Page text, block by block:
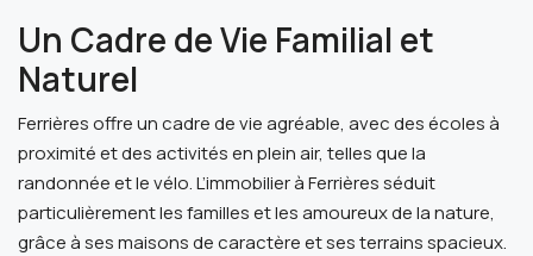
Un Cadre de Vie Familial et
Naturel
Ferrières offre un cadre de vie agréable, avec des écoles à
proximité et des activités en plein air, telles que la
randonnée et le vélo. L’immobilier à Ferrières séduit
particulièrement les familles et les amoureux de la nature,
grâce à ses maisons de caractère et ses terrains spacieux.